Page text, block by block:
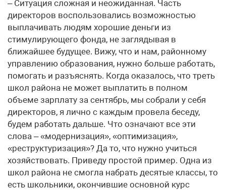
– Ситуация сложная и неожиданная. Часть
директоров воспользовались возможностью
выплачивать людям хорошие деньги из
стимулирующего фонда, не заглядывая в
ближайшее будущее. Вижу, что и нам, районному
управлению образования, нужно больше работать,
помогать и разъяснять. Когда оказалось, что треть
школ района не может выплатить в полном
объеме зарплату за сентябрь, мы собрали у себя
директоров, я лично с каждым провела беседу,
будем работать дальше. Что означают все эти
слова – «модернизация», «оптимизация»,
«реструктуризация»? Да то, что нужно учиться
хозяйствовать. Приведу простой пример. Одна из
школ района не смогла набрать десятые классы, то
есть школьники, окончившие основной курс